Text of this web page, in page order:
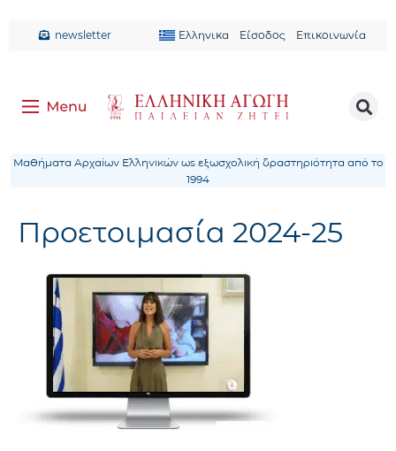
newsletter Ελληνικα Είσοδος Επικοινωνία
Μαθήματα Αρχαίων Ελληνικών ως εξωσχολική δραστηριότητα από το
1994
Προετοιμασία 2024-25